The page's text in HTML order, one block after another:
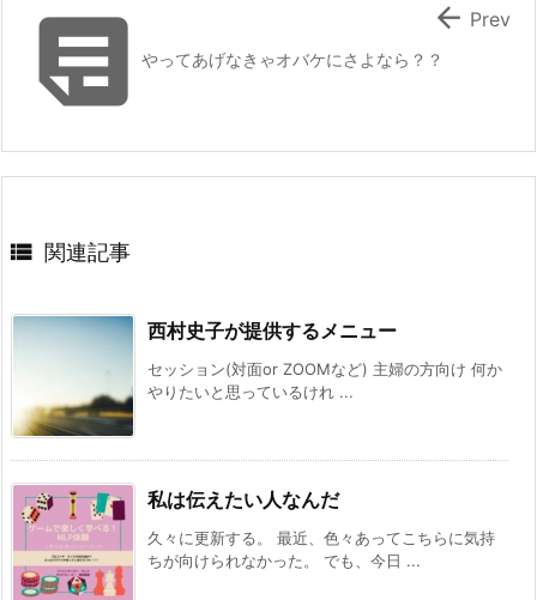
やってあげなきゃオバケにさよなら？？
 Prev
 関連記事
西村史子が提供するメニュー
セッション(対面or ZOOMなど) 主婦の方向け 何か
やりたいと思っているけれ ...
私は伝えたい人なんだ
久々に更新する。 最近、色々あってこちらに気持
ちが向けられなかった。 でも、今日 ...